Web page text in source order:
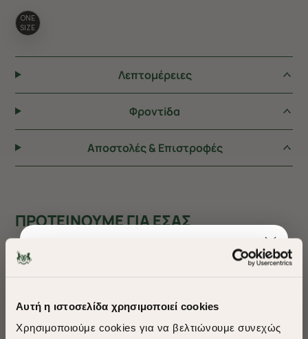
Αυτή η ιστοσελίδα χρησιμοποιεί cookies
Χρησιμοποιούμε cookies για να βελτιώνουμε συνεχώς
ONE
SIZE
Λεπτομέρειες
Φροντiδα
Αποστολές & Επιστροφές
ΠΡΟΤΕΙΝΟΥΜΕ ΓΙΑ ΕΣΑΣ